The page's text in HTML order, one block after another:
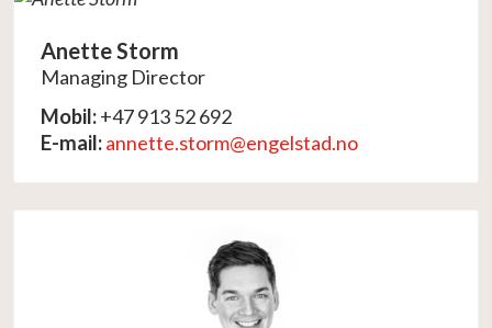
Anette Storm
Managing Director
Mobil:+47 913 52 692
E-mail:annette.storm@engelstad.no